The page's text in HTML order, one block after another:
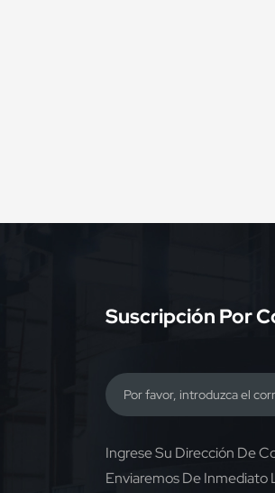
Suscripción Por
Ingrese Su Dirección De
Enviaremos De Inmediato